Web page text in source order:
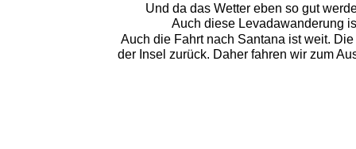
Und da das Wetter eben so gut
Auch diese Levadawanderung
Auch die Fahrt nach Santana ist weit.
der Insel zurück. Daher fahren wir zum